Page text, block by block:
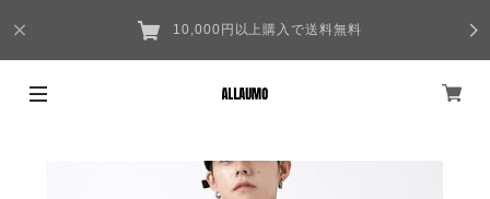
10,000円以上購入で送料無料